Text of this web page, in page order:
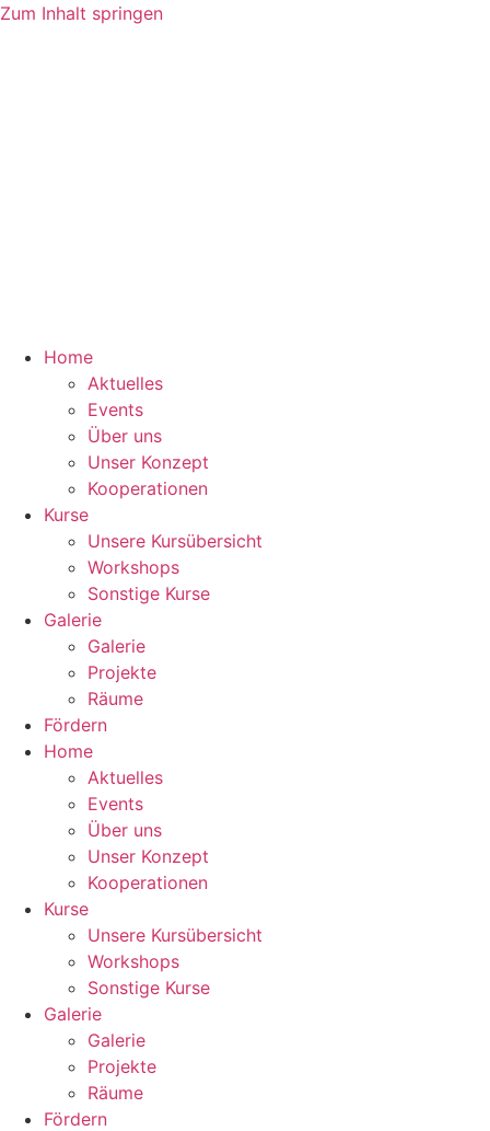
Zum Inhalt springen
Home
Aktuelles
Events
Über uns
Unser Konzept
Kooperationen
Kurse
Unsere Kursübersicht
Workshops
Sonstige Kurse
Galerie
Galerie
Projekte
Räume
Fördern
Home
Aktuelles
Events
Über uns
Unser Konzept
Kooperationen
Kurse
Unsere Kursübersicht
Workshops
Sonstige Kurse
Galerie
Galerie
Projekte
Räume
Fördern